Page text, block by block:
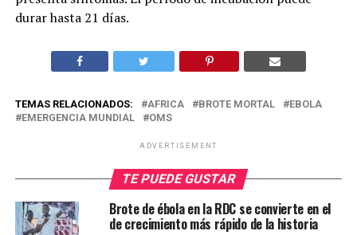
durar hasta 21 días.
TEMAS RELACIONADOS: AFRICA BROTE MORTAL
EBOLA
EMERGENCIA MUNDIAL
OMS
ADVERTISEMENT
TE PUEDE GUSTAR
Brote de ébola en la RDC se convierte en el
de crecimiento más rápido de la historia